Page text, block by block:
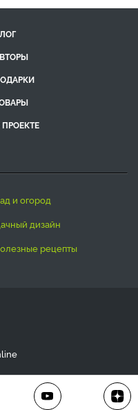
сад и огород
дачный дизайн
полезные рецепты
только с